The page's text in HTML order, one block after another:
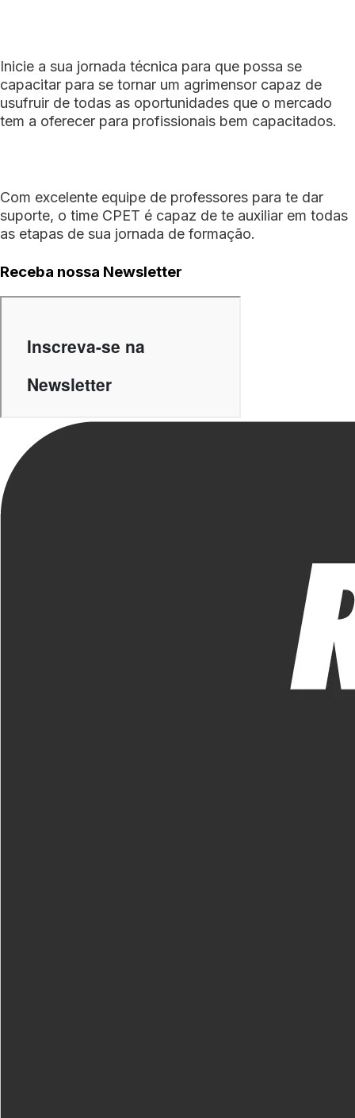
Inicie a sua jornada técnica para que possa se
capacitar para se tornar um agrimensor capaz de
usufruir de todas as oportunidades que o mercado
tem a oferecer para profissionais bem capacitados.
Com excelente equipe de professores para te dar
suporte, o time CPET é capaz de te auxiliar em todas
as etapas de sua jornada de formação.
Receba nossa Newsletter